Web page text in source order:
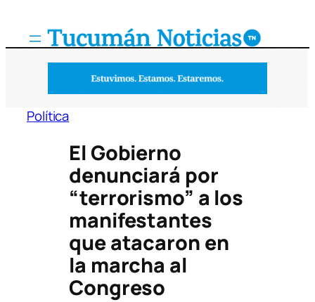
Política
El Gobierno
denunciará por
“terrorismo” a los
manifestantes
que atacaron en
la marcha al
Congreso